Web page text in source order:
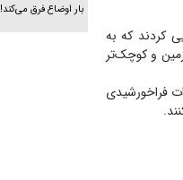
کردند که به
زمین و کوچک‌تر
فراخورشیدی
بار اوضاع فرق می‌کند!